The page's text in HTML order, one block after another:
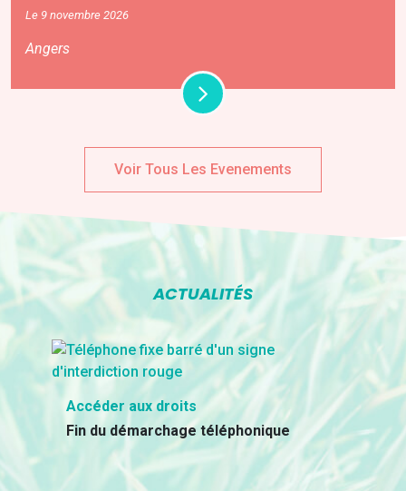
Le 9 novembre 2026
Angers
Voir Tous Les Evenements
ACTUALITÉS
Accéder aux droits
Fin du démarchage téléphonique